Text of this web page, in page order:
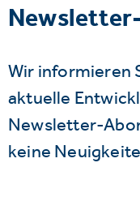
Wir informieren
aktuelle
Newsletter-
keine